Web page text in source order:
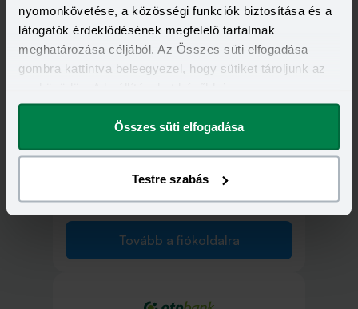
nyomonkövetése, a közösségi funkciók biztosítása és a
látogatók érdeklődésének megfelelő tartalmak
meghatározása céljából. Az Összes süti elfogadása
gombra kattintva beleegyezel, hogy sütiket tároljunk az
megváltoztathatod.
Összes süti elfogadása
Testre szabás
1053 Budapest, Ferenciek tere 11.
Tovább a fiókoldalra